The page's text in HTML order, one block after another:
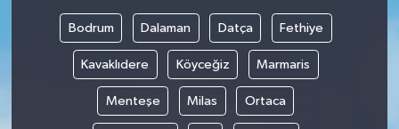
Bodrum Dalaman Datça Fethiye
Kavaklıdere Köyceğiz Marmaris
Menteşe Milas Ortaca
RESMİ İLANLAR
SAĞLIK